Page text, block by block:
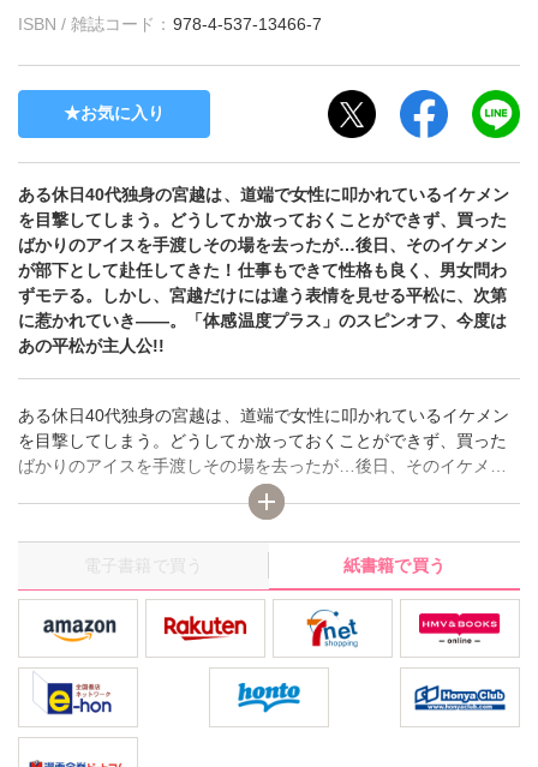
ISBN / 雑誌コード： 978-4-537-13466-7
お気に入り
ある休日40代独身の宮越は、道端で女性に叩かれているイケメン
を目撃してしまう。どうしてか放っておくことができず、買った
ばかりのアイスを手渡しその場を去ったが…後日、そのイケメン
が部下として赴任してきた！仕事もできて性格も良く、男女問わ
ずモテる。しかし、宮越だけには違う表情を見せる平松に、次第
に惹かれていき――。「体感温度プラス」のスピンオフ、今度は
あの平松が主人公!!
ある休日40代独身の宮越は、道端で女性に叩かれているイケメン
を目撃してしまう。どうしてか放っておくことができず、買った
ばかりのアイスを手渡しその場を去ったが…後日、そのイケメン
が部下として赴任してきた！仕事もできて性格も良く、男女問わ
ずモテる。しかし、宮越だけには違う表情を見せる平松に、次第
に惹かれていき――。「体感温度プラス」のスピンオフ、今度は
あの平松が主人公!!
電子書籍で買う 紙書籍で買う